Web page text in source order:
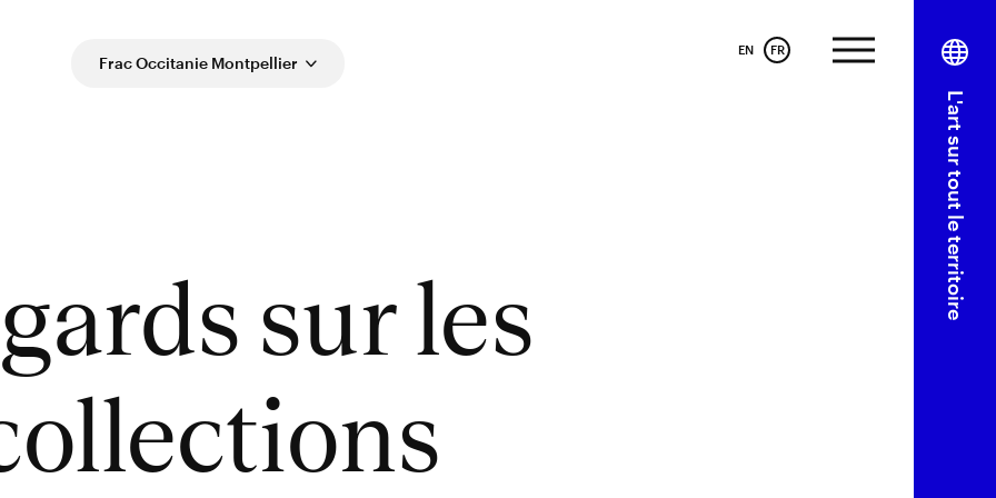
EN FR
Frac Occitanie Montpellier
sur les
L'art sur tout le territoire